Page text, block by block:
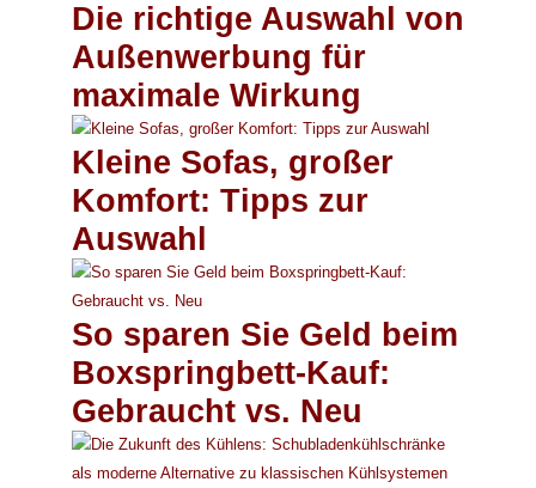
Die richtige Auswahl von
Außenwerbung für
maximale Wirkung
Kleine Sofas, großer
Komfort: Tipps zur
Auswahl
So sparen Sie Geld beim
Boxspringbett-Kauf:
Gebraucht vs. Neu